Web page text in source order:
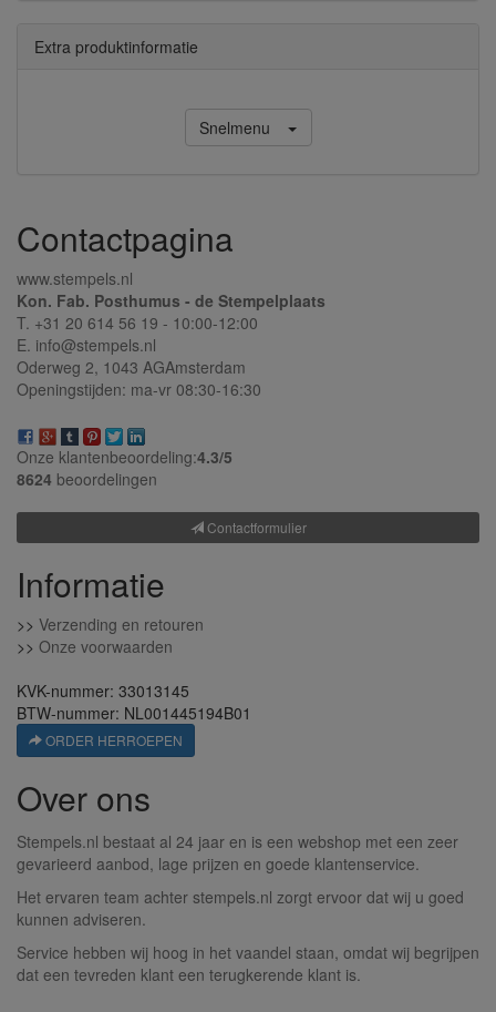
Extra produktinformatie
Snelmenu
Contactpagina
www.stempels.nl
Kon. Fab. Posthumus - de Stempelplaats
T. +31 20 614 56 19 - 10:00-12:00
E. info@stempels.nl
Oderweg 2, 1043 AGAmsterdam
Openingstijden: ma-vr 08:30-16:30
Onze klantenbeoordeling:4.3/5
8624 beoordelingen
Contactformulier
Informatie
>> Verzending en retouren
>> Onze voorwaarden
KVK-nummer: 33013145
BTW-nummer: NL001445194B01
ORDER HERROEPEN
Over ons
Stempels.nl bestaat al 24 jaar en is een webshop met een zeer
gevarieerd aanbod, lage prijzen en goede klantenservice.
Het ervaren team achter stempels.nl zorgt ervoor dat wij u goed
kunnen adviseren.
Service hebben wij hoog in het vaandel staan, omdat wij begrijpen
dat een tevreden klant een terugkerende klant is.